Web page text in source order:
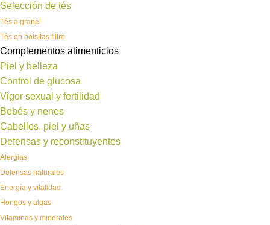
Selección de tés
Tés a granel
Tés en bolsitas filtro
Complementos alimenticios
Piel y belleza
Control de glucosa
Vigor sexual y fertilidad
Bebés y nenes
Cabellos, piel y uñas
Defensas y reconstituyentes
Alergias
Defensas naturales
Energía y vitalidad
Hongos y algas
Vitaminas y minerales